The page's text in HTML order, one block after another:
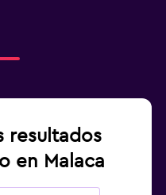
resultados
en Malaca